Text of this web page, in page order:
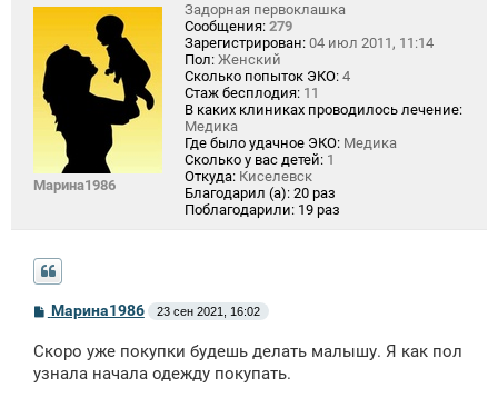
Марина1986
Задорная первоклашка
Сообщения: 279
Зарегистрирован: 04 июл 2011, 11:14
Пол: Женский
Сколько попыток ЭКО: 4
Стаж бесплодия: 11
В каких клиниках проводилось лечение:
Медика
Где было удачное ЭКО: Медика
Сколько у вас детей: 1
Откуда: Киселевск
Благодарил (а): 20 раз
Поблагодарили: 19 раз
С
б
щ
Марина1986 23 сен 2021, 16:02
Скоро уже покупки будешь делать малышу. Я как пол
узнала начала одежду покупать.